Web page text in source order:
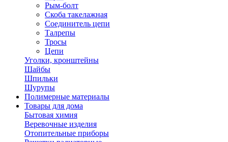
Рым-болт
Скоба такелажная
Соединитель цепи
Талрепы
Тросы
Цепи
Уголки, кронштейны
Шайбы
Шпильки
Шурупы
Полимерные материалы
Товары для дома
Бытовая химия
Веревочные изделия
Отопительные приборы